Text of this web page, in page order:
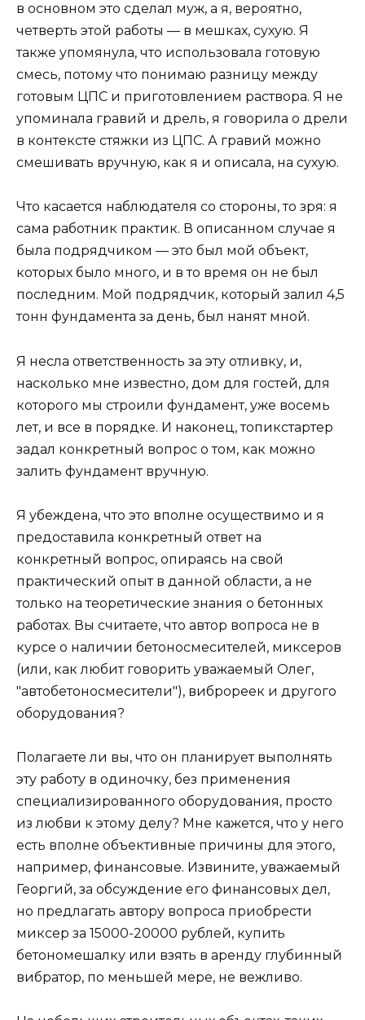
в основном это сделал муж, а я, вероятно,
четверть этой работы — в мешках, сухую. Я
также упомянула, что использовала готовую
смесь, потому что понимаю разницу между
готовым ЦПС и приготовлением раствора. Я не
упоминала гравий и дрель, я говорила о дрели
в контексте стяжки из ЦПС. А гравий можно
смешивать вручную, как я и описала, на сухую.
Что касается наблюдателя со стороны, то зря: я
сама работник практик. В описанном случае я
была подрядчиком — это был мой объект,
которых было много, и в то время он не был
последним. Мой подрядчик, который залил 4,5
тонн фундамента за день, был нанят мной.
Я несла ответственность за эту отливку, и,
насколько мне известно, дом для гостей, для
которого мы строили фундамент, уже восемь
лет, и все в порядке. И наконец, топикстартер
задал конкретный вопрос о том, как можно
залить фундамент вручную.
Я убеждена, что это вполне осуществимо и я
предоставила конкретный ответ на
конкретный вопрос, опираясь на свой
практический опыт в данной области, а не
только на теоретические знания о бетонных
работах. Вы считаете, что автор вопроса не в
курсе о наличии бетоносмесителей, миксеров
(или, как любит говорить уважаемый Олег,
"автобетоносмесители"), виброреек и другого
оборудования?
Полагаете ли вы, что он планирует выполнять
эту работу в одиночку, без применения
специализированного оборудования, просто
из любви к этому делу? Мне кажется, что у него
есть вполне объективные причины для этого,
например, финансовые. Извините, уважаемый
Георгий, за обсуждение его финансовых дел,
но предлагать автору вопроса приобрести
миксер за 15000-20000 рублей, купить
бетономешалку или взять в аренду глубинный
вибратор, по меньшей мере, не вежливо.